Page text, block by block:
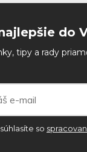
do
tipy a rady
so